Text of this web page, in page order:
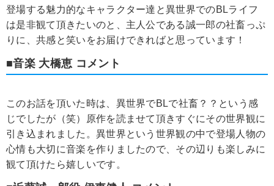
登場する魅力的なキャラクター達と異世界でのBLライフ
は是非観て頂きたいのと、主人公である誠一郎の社畜っぷ
りに、共感と笑いをお届けできればと思っています！
■音楽 大橋恵 コメント
このお話を頂いた時は、異世界でBLで社畜？？という感
じでしたが（笑）原作を読ませて頂きすぐにその世界観に
引き込まれました。異世界という世界観の中で登場人物の
心情も大切に音楽を作りましたので、その辺りも楽しみに
観て頂けたら嬉しいです。